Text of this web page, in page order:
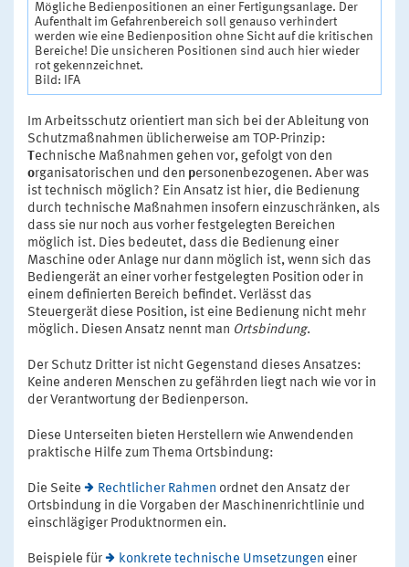
Mögliche Bedienpositionen an einer Fertigungsanlage. Der
Aufenthalt im Gefahrenbereich soll genauso verhindert
werden wie eine Bedienposition ohne Sicht auf die kritischen
Bereiche! Die unsicheren Positionen sind auch hier wieder
rot gekennzeichnet.
Bild: IFA
Im Arbeitsschutz orientiert man sich bei der Ableitung von
Schutzmaßnahmen üblicherweise am TOP-Prinzip:
T echnische Maßnahmen gehen vor, gefolgt von den
organisatorischen und den personenbezogenen. Aber was
ist technisch möglich? Ein Ansatz ist hier, die Bedienung
durch technische Maßnahmen insofern einzuschränken, als
dass sie nur noch aus vorher festgelegten Bereichen
möglich ist. Dies bedeutet, dass die Bedienung einer
Maschine oder Anlage nur dann möglich ist, wenn sich das
Bediengerät an einer vorher festgelegten Position oder in
einem definierten Bereich befindet. Verlässt das
Steuergerät diese Position, ist eine Bedienung nicht mehr
möglich. Diesen Ansatz nennt man Ortsbindung.
Der Schutz Dritter ist nicht Gegenstand dieses Ansatzes:
Keine anderen Menschen zu gefährden liegt nach wie vor in
der Verantwortung der Bedienperson.
Diese Unterseiten bieten Herstellern wie Anwendenden
praktische Hilfe zum Thema Ortsbindung:
Die Seite Rechtlicher Rahmen ordnet den Ansatz der
Ortsbindung in die Vorgaben der Maschinenrichtlinie und
einschlägiger Produktnormen ein.
Beispiele für konkrete technische Umsetzungen einer